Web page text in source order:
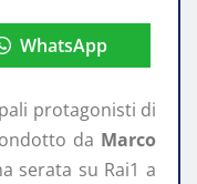
WhatsApp
protagonisti di
da Marco
serata su Rai1 a